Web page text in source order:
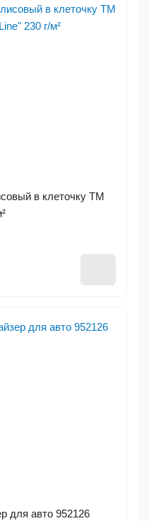
в клеточку ТМ
для авто 952126